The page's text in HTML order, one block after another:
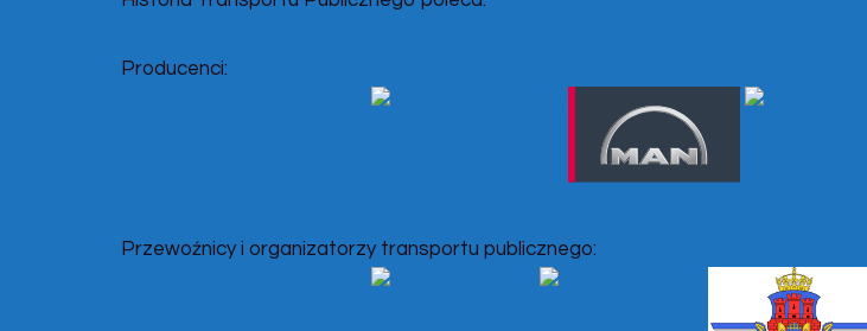
Producenci:
Przewoźnicy i organizatorzy transportu publicznego: